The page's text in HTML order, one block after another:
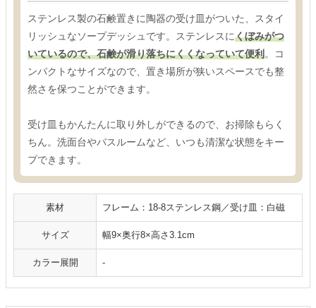
ステンレス製の石鹸置きに陶器の受け皿がついた、スタイ
リッシュなソープデッシュです。ステンレスにくぼみがつ
いているので、石鹸が滑り落ちにくくなっていて便利。コ
ンパクトなサイズなので、置き場所が狭いスペースでも整
然さを保つことができます。
受け皿もかんたんに取り外しができるので、お掃除もらく
ちん。洗面台やバスルームなど、いつも清潔な状態をキー
プできます。
素材 フレーム：18-8ステンレス鋼／受け皿：白磁
サイズ 幅9×奥行8×高さ3.1cm
カラー展開 -